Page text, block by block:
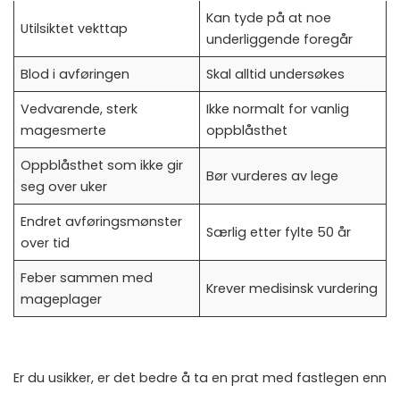
Utilsiktet vekttap
Kan tyde på at noe
underliggende foregår
Blod i avføringen
Skal alltid undersøkes
Vedvarende, sterk
magesmerte
Ikke normalt for vanlig
oppblåsthet
Oppblåsthet som ikke gir
seg over uker
Bør vurderes av lege
Endret avføringsmønster
over tid
Særlig etter fylte 50 år
Feber sammen med
mageplager
Krever medisinsk vurdering
Er du usikker, er det bedre å ta en prat med fastlegen enn